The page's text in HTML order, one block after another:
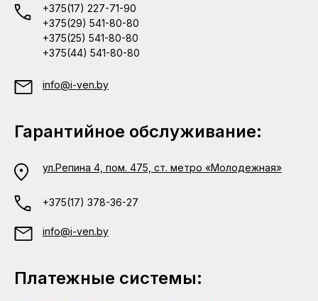
+375(17) 227-71-90
+375(29) 541-80-80
+375(25) 541-80-80
+375(44) 541-80-80
info@i-ven.by
Гарантийное обслуживание:
ул.Репина 4, пом. 475, ст. метро «Молодежная»
+375(17) 378-36-27
info@i-ven.by
Платежные системы: